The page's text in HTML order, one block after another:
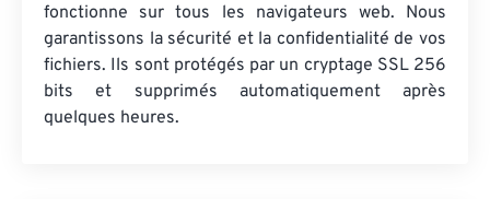
fonctionne sur tous les navigateurs web. Nous
garantissons la sécurité et la confidentialité de vos
fichiers. Ils sont protégés par un cryptage SSL 256
bits et supprimés automatiquement après
quelques heures.